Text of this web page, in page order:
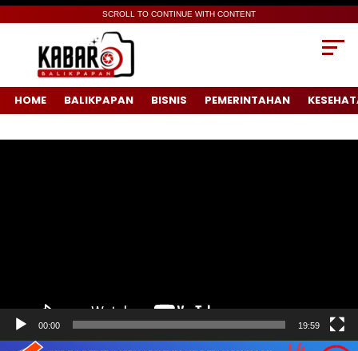
SCROLL TO CONTINUE WITH CONTENT
HOME BALIKPAPAN BISNIS PEMERINTAHAN
00:00 19:59